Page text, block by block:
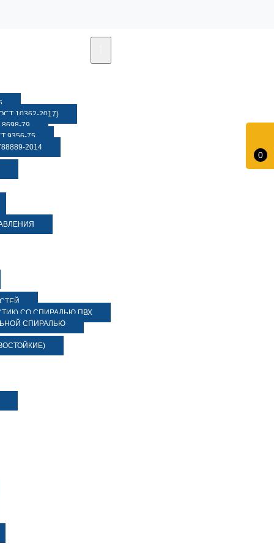
0
10362-2017)
79
9356-75
2014
СО СПИРАЛЬЮ ПВХ
СПИРАЛЬЮ